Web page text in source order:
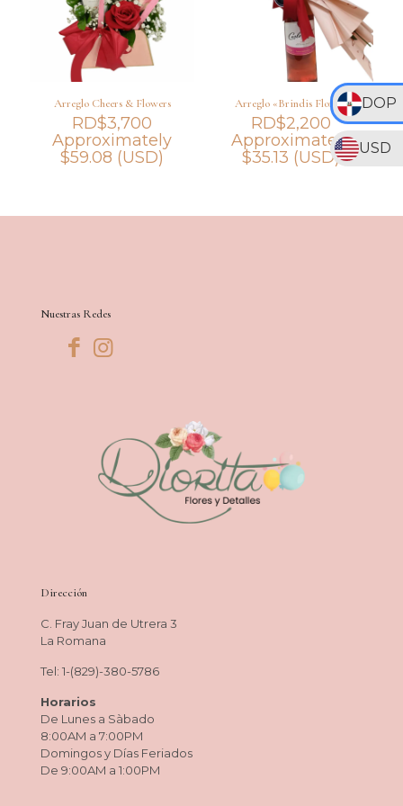
DOP
USD
Arreglo Cheers & Flowers
RD$3,700
Approximately
$59.08 (USD)
Arreglo «Brindis Floral»
RD$2,200
Approximately
$35.13 (USD)
Nuestras Redes
Dirección
C. Fray Juan de Utrera 3
La Romana
Tel: 1-(829)-380-5786
Horarios
De Lunes a Sàbado
8:00AM a 7:00PM
Domingos y Días Feriados
De 9:00AM a 1:00PM